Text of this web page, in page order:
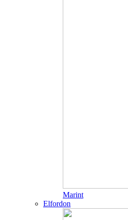
Marint
Elfordon